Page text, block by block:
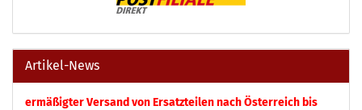
Artikel-News
ermäßigter Versand von Ersatzteilen nach Österreich bis